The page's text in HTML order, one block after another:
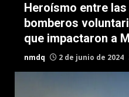
Heroísmo entre
bomberos
que impactaron a
nmdq 2 de junio de 2024